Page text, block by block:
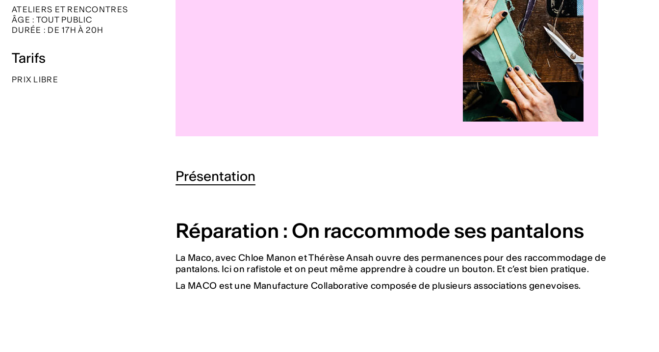
ATELIERS ET RENCONTRES
ÂGE : TOUT PUBLIC
DURÉE : DE 17H À 20H
Tarifs
PRIX LIBRE
Présentation
Réparation : On raccommode ses pantalons
La Maco, avec Chloe Manon et Thérèse Ansah ouvre des permanences pour des raccommodage de
pantalons. Ici on rafistole et on peut même apprendre à coudre un bouton. Et c’est bien pratique.
La MACO est une Manufacture Collaborative composée de plusieurs associations genevoises.